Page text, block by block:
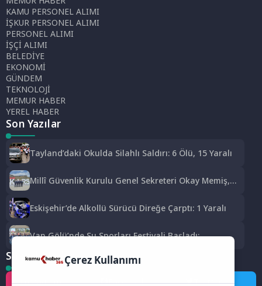
KAMU PERSONEL ALIMI
İŞKUR PERSONEL ALIMI
PERSONEL ALIMI
İŞÇİ ALIMI
BELEDİYE
EKONOMİ
GÜNDEM
TEKNOLOJİ
MEMUR HABER
YEREL HABER
Son Yazılar
Tayland’daki Okulda Silahlı Saldırı: 6 Ölü, 15 Yaralı
Millî Güvenlik Kurulu Genel Sekreteri Okay Memiş,
Eskişehir’de Alkollü Sürücü Direğe Çarptı: 1 Yaralı
Van Gölü’nde Su Sporları Festivali Başladı:
Sosyal Medya
Instagram Facebook Twitter
Çerez Kullanımı